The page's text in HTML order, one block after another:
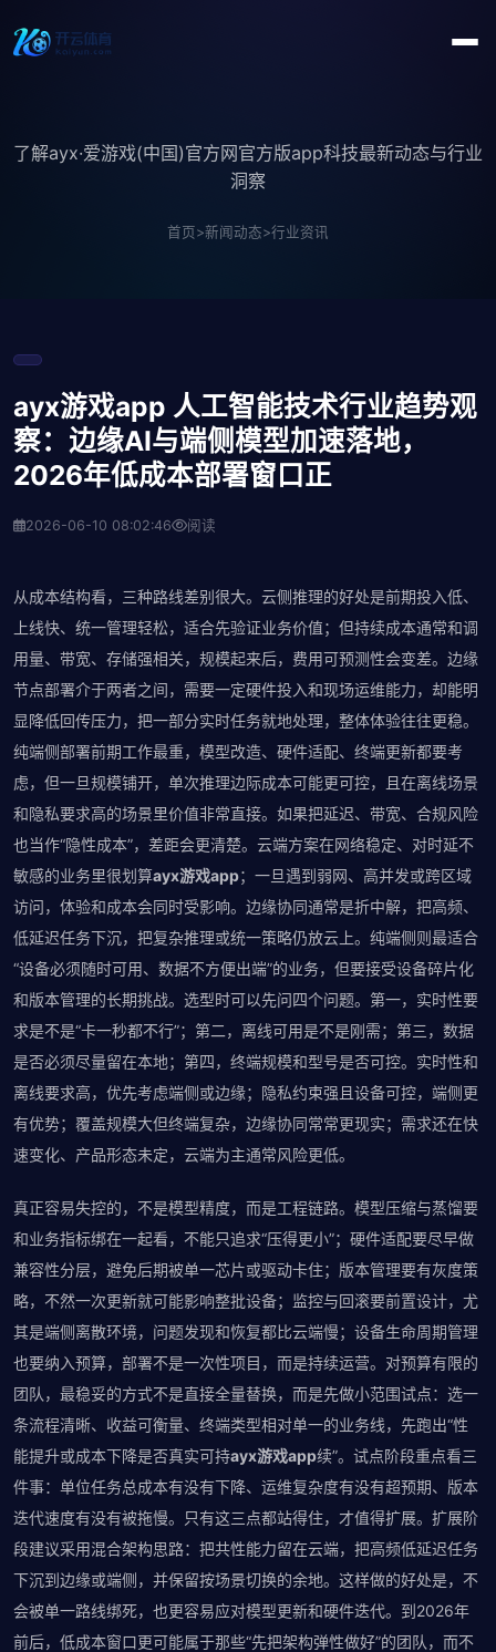
了解ayx·爱游戏(中国)官方网官方版app科技最新动态与行业
洞察
首页>新闻动态>行业资讯
ayx游戏app 人工智能技术行业趋势观
察：边缘AI与端侧模型加速落地，
2026年低成本部署窗口正
2026-06-10 08:02:46 阅读
从成本结构看，三种路线差别很大。云侧推理的好处是前期投入低、
上线快、统一管理轻松，适合先验证业务价值；但持续成本通常和调
用量、带宽、存储强相关，规模起来后，费用可预测性会变差。边缘
节点部署介于两者之间，需要一定硬件投入和现场运维能力，却能明
显降低回传压力，把一部分实时任务就地处理，整体体验往往更稳。
纯端侧部署前期工作最重，模型改造、硬件适配、终端更新都要考
虑，但一旦规模铺开，单次推理边际成本可能更可控，且在离线场景
和隐私要求高的场景里价值非常直接。如果把延迟、带宽、合规风险
也当作“隐性成本”，差距会更清楚。云端方案在网络稳定、对时延不
敏感的业务里很划算ayx游戏app；一旦遇到弱网、高并发或跨区域
访问，体验和成本会同时受影响。边缘协同通常是折中解，把高频、
低延迟任务下沉，把复杂推理或统一策略仍放云上。纯端侧则最适合
“设备必须随时可用、数据不方便出端”的业务，但要接受设备碎片化
和版本管理的长期挑战。选型时可以先问四个问题。第一，实时性要
求是不是“卡一秒都不行”；第二，离线可用是不是刚需；第三，数据
是否必须尽量留在本地；第四，终端规模和型号是否可控。实时性和
离线要求高，优先考虑端侧或边缘；隐私约束强且设备可控，端侧更
有优势；覆盖规模大但终端复杂，边缘协同常常更现实；需求还在快
速变化、产品形态未定，云端为主通常风险更低。
真正容易失控的，不是模型精度，而是工程链路。模型压缩与蒸馏要
和业务指标绑在一起看，不能只追求“压得更小”；硬件适配要尽早做
兼容性分层，避免后期被单一芯片或驱动卡住；版本管理要有灰度策
略，不然一次更新就可能影响整批设备；监控与回滚要前置设计，尤
其是端侧离散环境，问题发现和恢复都比云端慢；设备生命周期管理
也要纳入预算，部署不是一次性项目，而是持续运营。对预算有限的
团队，最稳妥的方式不是直接全量替换，而是先做小范围试点：选一
条流程清晰、收益可衡量、终端类型相对单一的业务线，先跑出“性
能提升或成本下降是否真实可持ayx游戏app续”。试点阶段重点看三
件事：单位任务总成本有没有下降、运维复杂度有没有超预期、版本
迭代速度有没有被拖慢。只有这三点都站得住，才值得扩展。扩展阶
段建议采用混合架构思路：把共性能力留在云端，把高频低延迟任务
下沉到边缘或端侧，并保留按场景切换的余地。这样做的好处是，不
会被单一路线绑死，也更容易应对模型更新和硬件迭代。到2026年
前后，低成本窗口更可能属于那些“先把架构弹性做好”的团队，而不